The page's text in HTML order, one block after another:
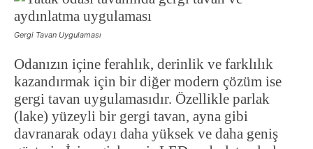
Gergi Tavan Uygulaması
Odanızın içine ferahlık, derinlik ve farklılık
kazandırmak için bir diğer modern çözüm ise
gergi tavan uygulamasıdır. Özellikle parlak
(lake) yüzeyli bir gergi tavan, ayna gibi
davranarak odayı daha yüksek ve daha geniş